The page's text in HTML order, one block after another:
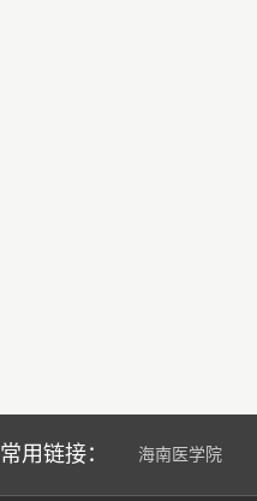
常用链接： 海南医学院